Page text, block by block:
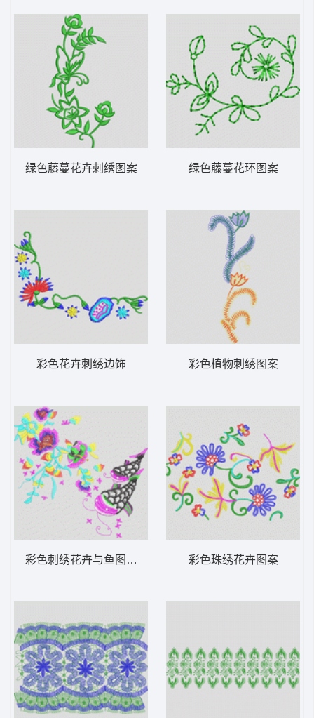
绿色藤蔓花卉刺绣图案
彩色花卉刺绣边饰
彩色刺绣花卉与鱼图案 鱼 吉祥VIP
绿色藤蔓花环图案
彩色植物刺绣图案
彩色珠绣花卉图案